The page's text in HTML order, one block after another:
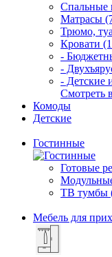
Спальные
Матрасы
Трюмо,
Кровати
-
-
- Детские
Смотреть
Комоды
Детские
Гостинные
Готовые
ТВ тумбы
Мебель для